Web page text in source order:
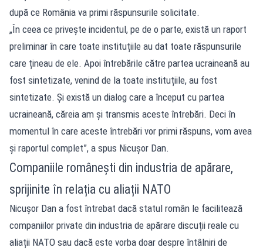
după ce România va primi răspunsurile solicitate.
„În ceea ce privește incidentul, pe de o parte, există un raport
preliminar în care toate instituțiile au dat toate răspunsurile
care țineau de ele. Apoi întrebările către partea ucraineană au
fost sintetizate, venind de la toate instituțiile, au fost
sintetizate. Și există un dialog care a început cu partea
ucraineană, căreia am și transmis aceste întrebări. Deci în
momentul în care aceste întrebări vor primi răspuns, vom avea
și raportul complet”, a spus Nicușor Dan.
Companiile românești din industria de apărare,
sprijinite în relația cu aliații NATO
Nicușor Dan a fost întrebat dacă statul român le facilitează
companiilor private din industria de apărare discuții reale cu
aliații NATO sau dacă este vorba doar despre întâlniri de